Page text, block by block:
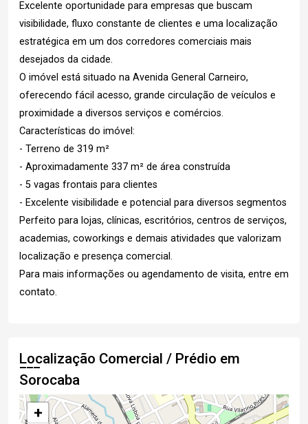
Excelente oportunidade para empresas que buscam
visibilidade, fluxo constante de clientes e uma localização
estratégica em um dos corredores comerciais mais
desejados da cidade.
O imóvel está situado na Avenida General Carneiro,
oferecendo fácil acesso, grande circulação de veículos e
proximidade a diversos serviços e comércios.
Características do imóvel:
- Terreno de 319 m²
- Aproximadamente 337 m² de área construída
- 5 vagas frontais para clientes
- Excelente visibilidade e potencial para diversos segmentos
Perfeito para lojas, clínicas, escritórios, centros de serviços,
academias, coworkings e demais atividades que valorizam
localização e presença comercial.
Para mais informações ou agendamento de visita, entre em
contato.
Localização Comercial / Prédio em
Sorocaba
+